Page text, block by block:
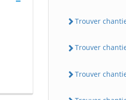
Trouver
Trouver
Trouver